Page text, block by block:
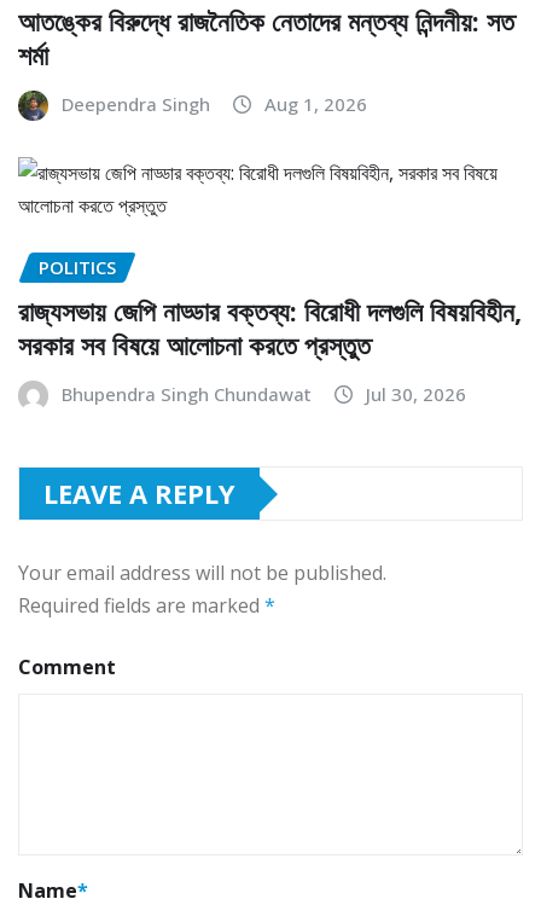
আতঙ্কের বিরুদ্ধে রাজনৈতিক নেতাদের মন্তব্য নিন্দনীয়: সত
শর্মা
Deependra Singh Aug 1, 2026
POLITICS
রাজ্যসভায় জেপি নাড্ডার বক্তব্য: বিরোধী দলগুলি বিষয়বিহীন,
সরকার সব বিষয়ে আলোচনা করতে প্রস্তুত
Bhupendra Singh Chundawat Jul 30, 2026
LEAVE A REPLY
Your email address will not be published.
Required fields are marked *
Comment
Name*